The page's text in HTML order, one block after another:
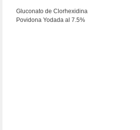
Gluconato de Clorhexidina
Povidona Yodada al 7.5%